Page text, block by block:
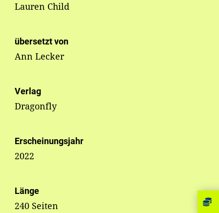
Lauren Child
übersetzt von
Ann Lecker
Verlag
Dragonfly
Erscheinungsjahr
2022
Länge
240 Seiten